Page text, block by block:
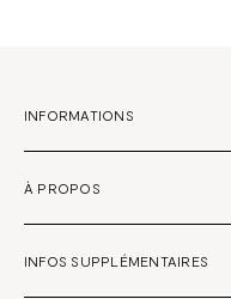
INFORMATIONS
À PROPOS
INFOS SUPPLÉMENTAIRES